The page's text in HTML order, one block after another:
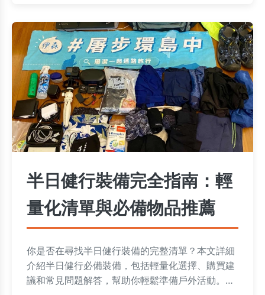
半日健行裝備完全指南：輕
量化清單與必備物品推薦
你是否在尋找半日健行裝備的完整清單？本文詳細
介紹半日健行必備裝備，包括輕量化選擇、購買建
議和常見問題解答，幫助你輕鬆準備戶外活動。內